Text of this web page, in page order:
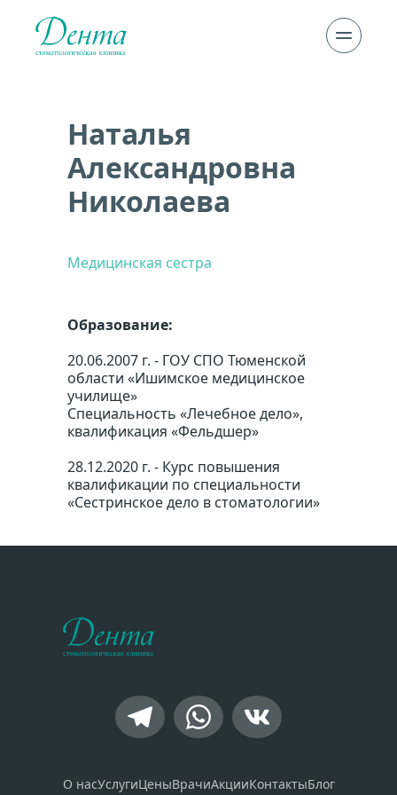
Медицинская сестра
Наталья
Александровна
Николаева
Образование:
20.06.2007 г. - ГОУ СПО Тюменской
области «Ишимское медицинское
училище»
Специальность «Лечебное дело»,
квалификация «Фельдшер»
28.12.2020 г. - Курс повышения
квалификации по специальности
«Сестринское дело в стоматологии»
О насУслугиЦеныВрачиАкцииКонтактыБлог